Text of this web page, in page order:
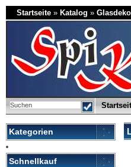
Startseite » Katalog »
Kategorien
Schnellkauf